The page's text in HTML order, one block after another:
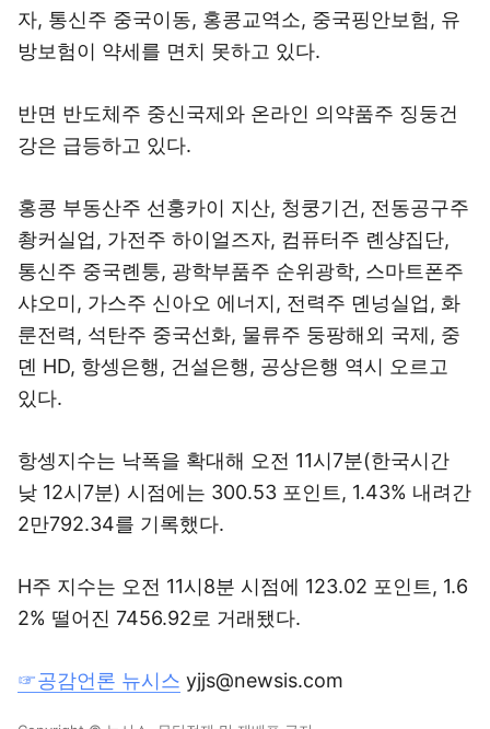
자, 통신주 중국이동, 홍콩교역소, 중국핑안보험, 유
방보험이 약세를 면치 못하고 있다.
반면 반도체주 중신국제와 온라인 의약품주 징둥건
강은 급등하고 있다.
홍콩 부동산주 선훙카이 지산, 청쿵기건, 전동공구주
촹커실업, 가전주 하이얼즈자, 컴퓨터주 롄샹집단,
통신주 중국롄퉁, 광학부품주 순위광학, 스마트폰주
샤오미, 가스주 신아오 에너지, 전력주 뎬넝실업, 화
룬전력, 석탄주 중국선화, 물류주 둥팡해외 국제, 중
뎬 HD, 항셍은행, 건설은행, 공상은행 역시 오르고
있다.
항셍지수는 낙폭을 확대해 오전 11시7분(한국시간
낮 12시7분) 시점에는 300.53 포인트, 1.43% 내려간
2만792.34를 기록했다.
H주 지수는 오전 11시8분 시점에 123.02 포인트, 1.6
2% 떨어진 7456.92로 거래됐다.
☞공감언론 뉴시스 yjjs@newsis.com